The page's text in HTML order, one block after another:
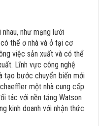
như mạng lưới
thể ơ nhà và ở tại cơ
việc sản xuất và có thể
Lĩnh vực công nghệ
tạo bước chuyển biến mới
một nhà cung cấp
tác với nền tảng Watson
kinh doanh với nhận thức